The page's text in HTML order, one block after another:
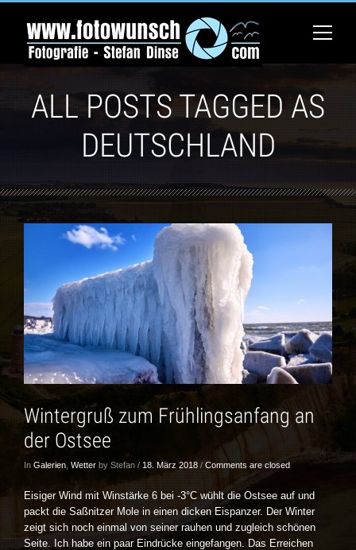
ALL POSTS TAGGED AS
DEUTSCHLAND
Wintergruß zum Frühlingsanfang an
der Ostsee
In Galerien Wetter by Stefan / 18. März 2018 / Comments are closed
Eisiger Wind mit Winstärke 6 bei -3°C wühlt die Ostsee auf und
packt die Saßnitzer Mole in einen dicken Eispanzer. Der Winter
zeigt sich noch einmal von seiner rauhen und zugleich schönen
Seite. Ich habe ein paar Eindrücke eingefangen. Das Erreichen